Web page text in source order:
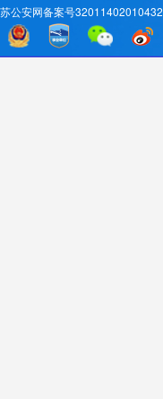
苏公安网备案号32011402010432